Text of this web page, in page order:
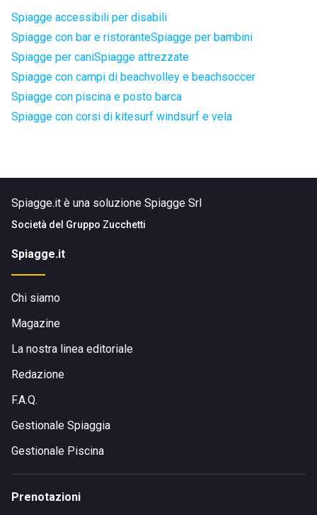
Spiagge accessibili per disabili
Spiagge con bar e ristoranteSpiagge per bambini
Spiagge per caniSpiagge attrezzate
Spiagge con campi di beachvolley e beachsoccer
Spiagge con piscina e posto barca
Spiagge con corsi di kitesurf windsurf e vela
Spiagge.it è una soluzione Spiagge Srl
Società del Gruppo Zucchetti
Spiagge.it
Chi siamo
Magazine
La nostra linea editoriale
Redazione
F.A.Q.
Gestionale Spiaggia
Gestionale Piscina
Prenotazioni